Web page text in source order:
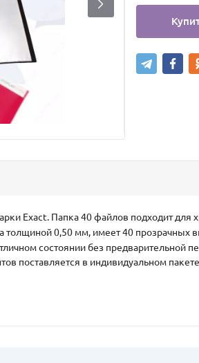
Exact. Папка 40 файлов подходит
толщиной 0,50 мм, имеет 40
состоянии без
поставляется в индивидуальном